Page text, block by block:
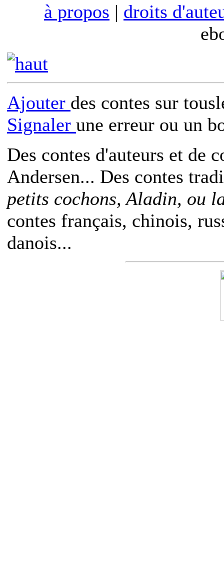
à propos | droits
Ajouter des contes sur
Signaler une erreur ou un
Des contes d'auteurs et de
Andersen... Des contes
petits cochons, Aladin, ou
contes français, chinois,
danois...